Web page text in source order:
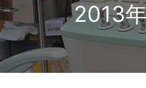
2013